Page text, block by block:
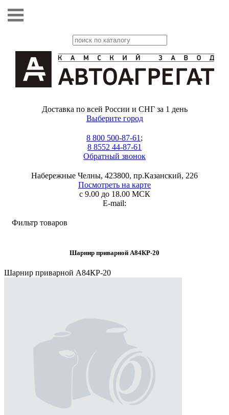
Доставка по всей России и СНГ за 1 день
Выберите город
8 800 500-87-61 ;
8 8552 44-87-61
Обратный звонок
Набережные Челны, 423800, пр.Казанский, 226
Посмотреть на карте
с 9.00 до 18.00 МСК
E-mail:
Фильтр товаров
Шарнир приварной А84КР-20
Шарнир приварной А84КР-20